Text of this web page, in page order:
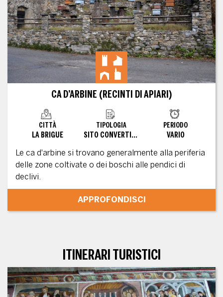
CA D’ARBINE (RECINTI DI APIARI)
CITTÀ
LA BRIGUE
TIPOLOGIA
SITO CONVERTITO
PERIODO
VARIO
Le ca d'arbine si trovano generalmente alla periferia
delle zone coltivate o dei boschi alle pendici di
declivi.
APPROFONDISCI
ITINERARI TURISTICI